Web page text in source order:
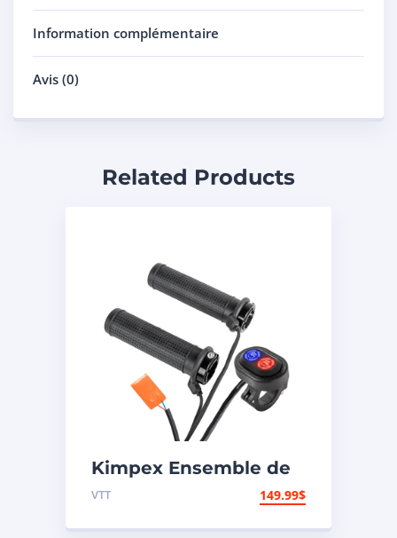
Information complémentaire
Avis (0)
Related Products
Kimpex Ensemble de
poignées et pouces
chauffants Premium
000418
VTT 149.99$